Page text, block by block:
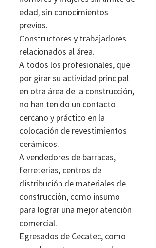
edad, sin conocimientos
previos.
Constructores y trabajadores
relacionados al área.
A todos los profesionales, que
por girar su actividad principal
en otra área de la construcción,
no han tenido un contacto
cercano y práctico en la
colocación de revestimientos
cerámicos.
A vendedores de barracas,
ferreterías, centros de
distribución de materiales de
construcción, como insumo
para lograr una mejor atención
comercial.
Egresados de Cecatec, como